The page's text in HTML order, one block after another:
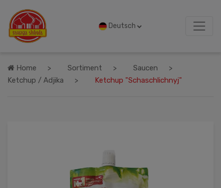
Deutsch
Home Sortiment
Saucen
Ketchup / Adjika
Ketchup "Schaschlichnyj"